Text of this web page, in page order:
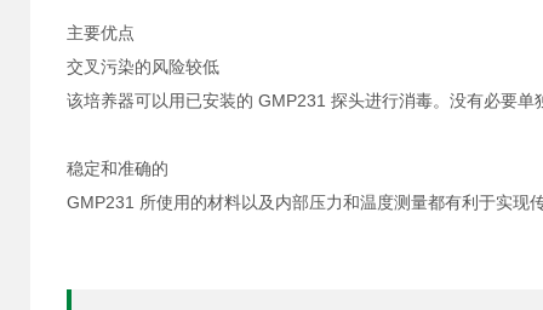
主要优点
交叉污染的风险较低
该培养器可以用已安装的 GMP231 探头进行消毒。没有必要
稳定和准确的
GMP231 所使用的材料以及内部压力和温度测量都有利于实现